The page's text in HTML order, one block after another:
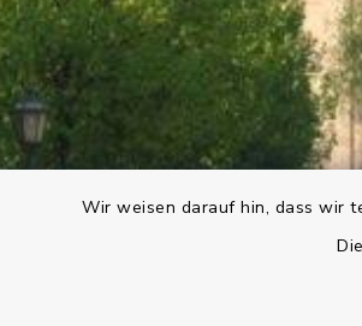
Wir weisen darauf hin, dass wir